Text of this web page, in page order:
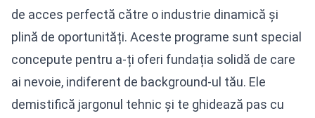
de acces perfectă către o industrie dinamică și
plină de oportunități. Aceste programe sunt special
concepute pentru a-ți oferi fundația solidă de care
ai nevoie, indiferent de background-ul tău. Ele
demistifică jargonul tehnic și te ghidează pas cu